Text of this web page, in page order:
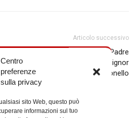
Centro
preferenze
sulla privacy
sito Web, questo può
informazioni sul tuo
per
Articolo successivo
E’ tornato alla casa del Padre
Pietro Luigi, papà di monsignor
Giuseppe Tonello